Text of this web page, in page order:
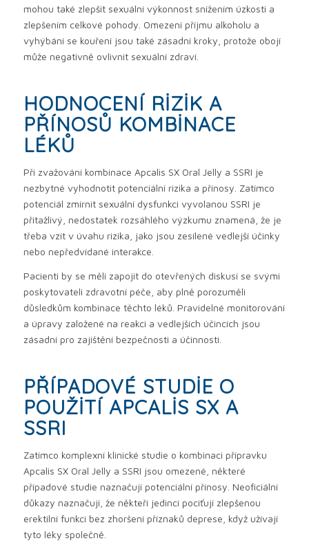
mohou také zlepšit sexuální výkonnost snížením úzkosti a
zlepšením celkové pohody. Omezení příjmu alkoholu a
vyhýbání se kouření jsou také zásadní kroky, protože obojí
může negativně ovlivnit sexuální zdraví.
HODNOCENÍ RIZIK A
PŘÍNOSŮ KOMBINACE
LÉKŮ
Při zvažování kombinace Apcalis SX Oral Jelly a SSRI je
nezbytné vyhodnotit potenciální rizika a přínosy. Zatímco
potenciál zmírnit sexuální dysfunkci vyvolanou SSRI je
přitažlivý, nedostatek rozsáhlého výzkumu znamená, že je
třeba vzít v úvahu rizika, jako jsou zesílené vedlejší účinky
nebo nepředvídané interakce.
Pacienti by se měli zapojit do otevřených diskusí se svými
poskytovateli zdravotní péče, aby plně porozuměli
důsledkům kombinace těchto léků. Pravidelné monitorování
a úpravy založené na reakci a vedlejších účincích jsou
zásadní pro zajištění bezpečnosti a účinnosti.
PŘÍPADOVÉ STUDIE O
POUŽITÍ APCALIS SX A
SSRI
Zatímco komplexní klinické studie o kombinaci přípravku
Apcalis SX Oral Jelly a SSRI jsou omezené, některé
případové studie naznačují potenciální přínosy. Neoficiální
důkazy naznačují, že někteří jedinci pociťují zlepšenou
erektilní funkci bez zhoršení příznaků deprese, když užívají
tyto léky společně.